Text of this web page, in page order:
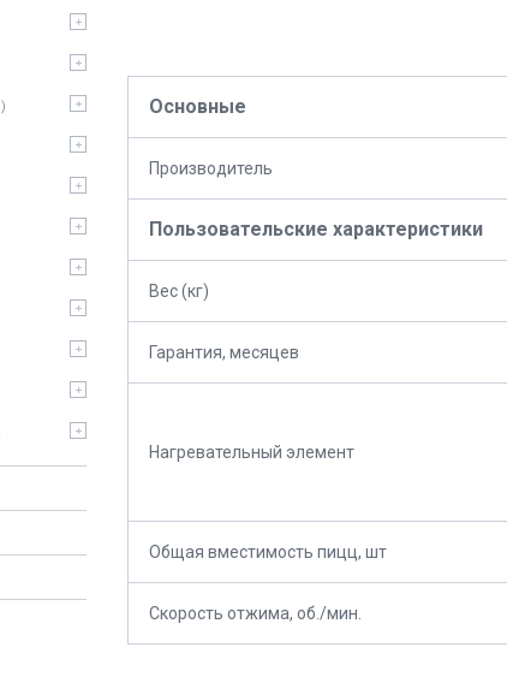
Основные
Производитель
Пользовательские характеристики
Вес (кг)
Гарантия, месяцев
Нагревательный элемент
Общая вместимость пицц, шт
Скорость отжима, об./мин.